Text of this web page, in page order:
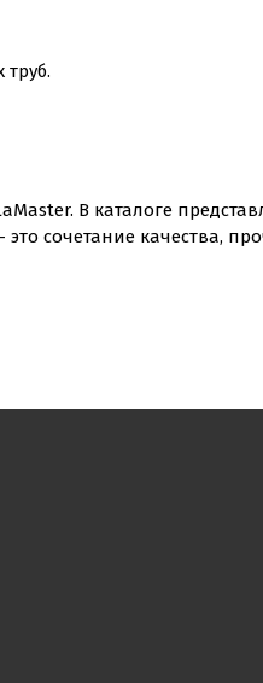
В каталоге
сочетание качества,